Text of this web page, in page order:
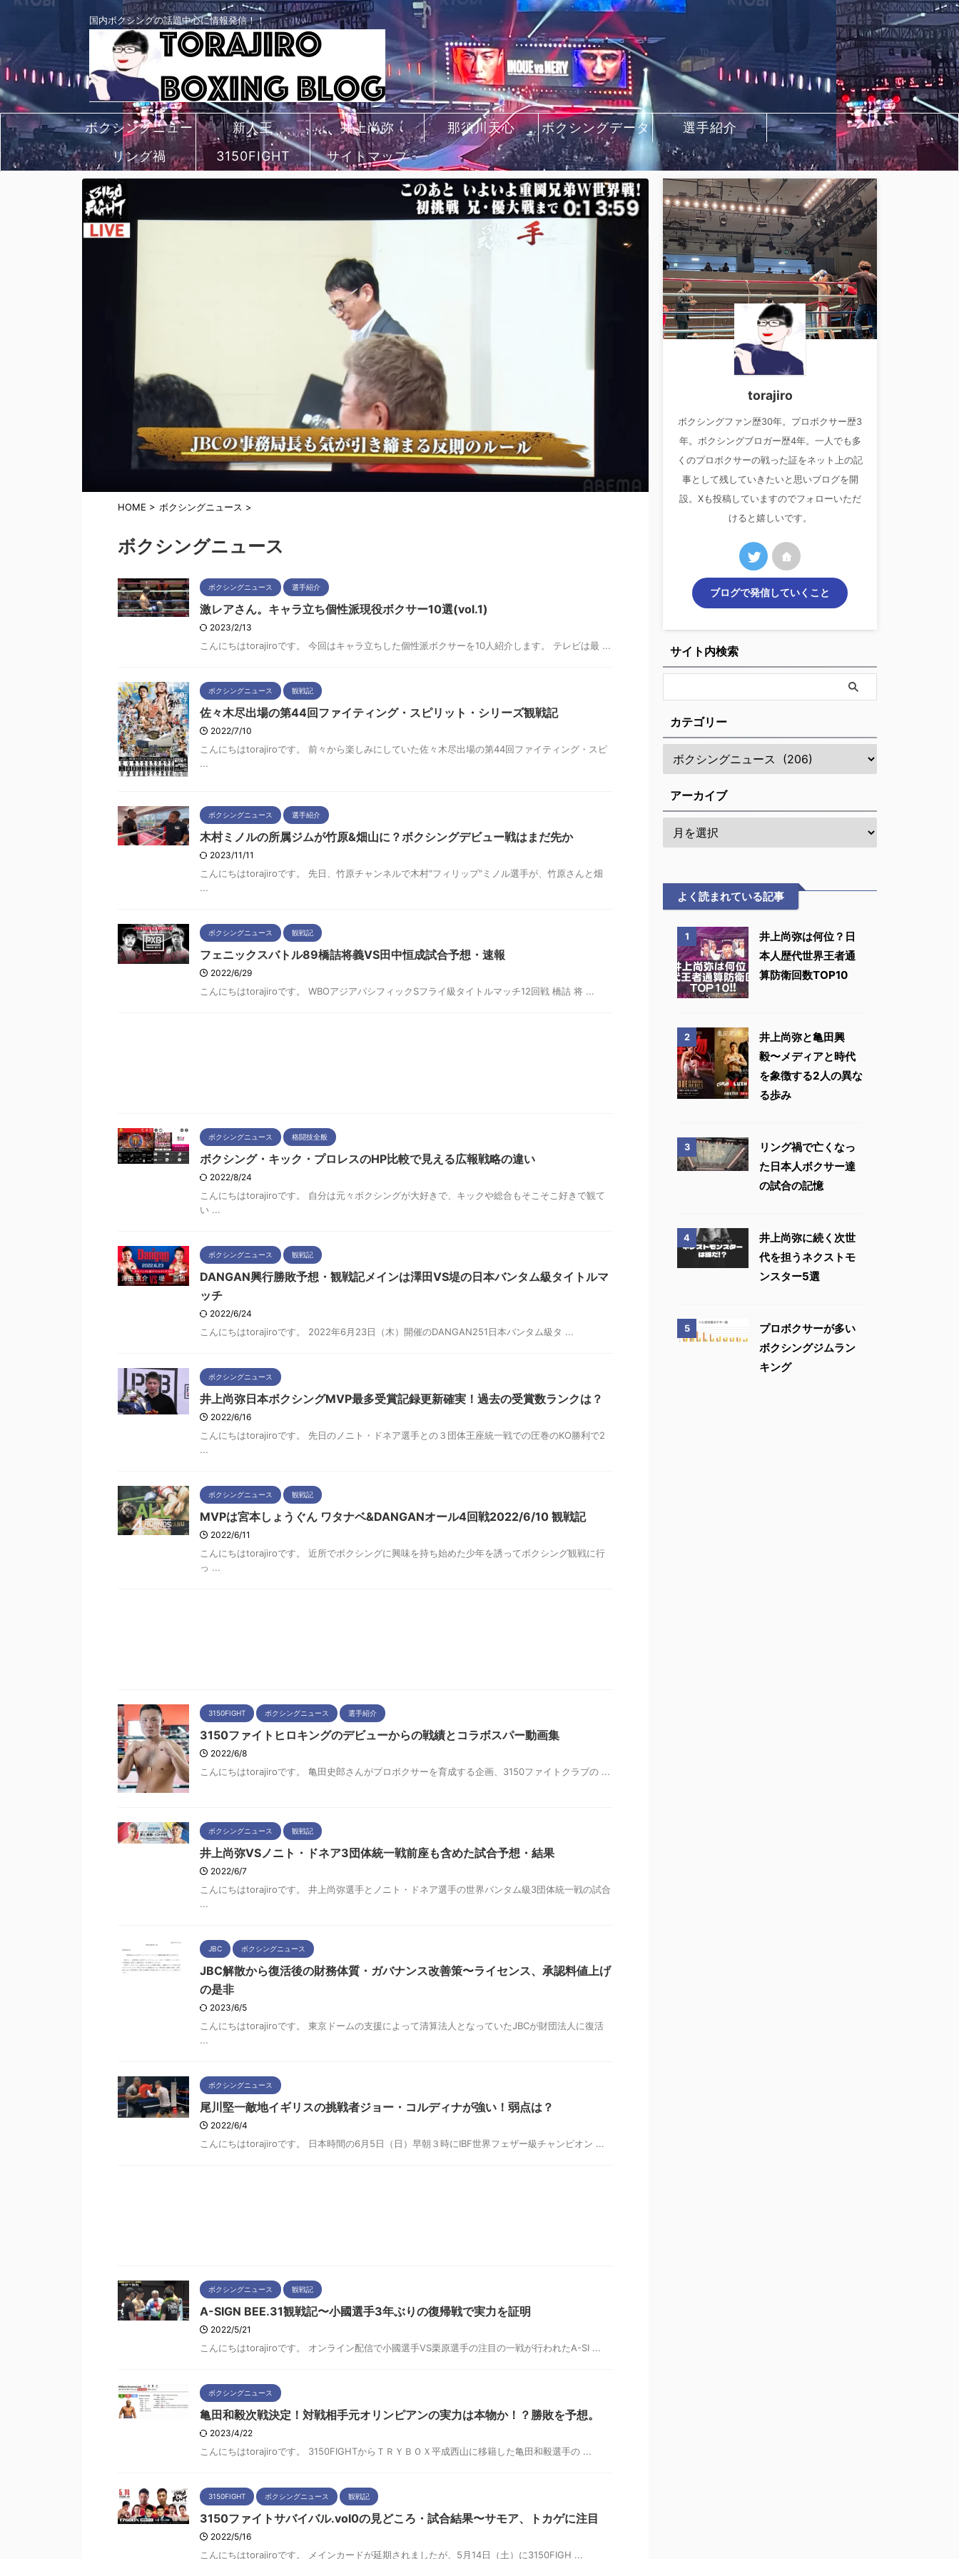
国内ボクシングの話題中心に情報発信！！
ボクシングニュー
ス
新人王 井上尚弥 那須川天心 ボクシングデータ
選手紹介
リング禍
3150FIGHT サイトマップ
HOME > ボクシングニュース >
ボクシングニュース
ボクシングニュース 選手紹介
激レアさん。キャラ立ち個性派現役ボクサー10選(vol.1)
2023/2/13
こんにちはtorajiroです。 今回はキャラ立ちした個性派ボクサーを10人紹介します。 テレビは最 ...
ボクシングニュース 観戦記
佐々木尽出場の第44回ファイティング・スピリット・シリーズ観戦記
2022/7/10
こんにちはtorajiroです。 前々から楽しみにしていた佐々木尽出場の第44回ファイティング・スピ
...
ボクシングニュース 選手紹介
木村ミノルの所属ジムが竹原&畑山に？ボクシングデビュー戦はまだ先か
2023/11/11
こんにちはtorajiroです。 先日、竹原チャンネルで木村"フィリップ"ミノル選手が、竹原さんと畑
...
ボクシングニュース 観戦記
フェニックスバトル89橋詰将義VS田中恒成試合予想・速報
2022/6/29
こんにちはtorajiroです。 WBOアジアパシフィックSフライ級タイトルマッチ12回戦 橋詰 将 ...
ボクシングニュース 格闘技全般
ボクシング・キック・プロレスのHP比較で見える広報戦略の違い
2022/8/24
こんにちはtorajiroです。 自分は元々ボクシングが大好きで、キックや総合もそこそこ好きで観て
い ...
ボクシングニュース 観戦記
DANGAN興行勝敗予想・観戦記メインは澤田VS堤の日本バンタム級タイトルマ
ッチ
2022/6/24
こんにちはtorajiroです。 2022年6月23日（木）開催のDANGAN251日本バンタム級タ ...
ボクシングニュース
井上尚弥日本ボクシングMVP最多受賞記録更新確実！過去の受賞数ランクは？
2022/6/16
こんにちはtorajiroです。 先日のノニト・ドネア選手との３団体王座統一戦での圧巻のKO勝利で2
...
ボクシングニュース 観戦記
MVPは宮本しょうぐん ワタナベ&DANGANオール4回戦2022/6/10 観戦記
2022/6/11
こんにちはtorajiroです。 近所でボクシングに興味を持ち始めた少年を誘ってボクシング観戦に行
っ ...
3150FIGHT ボクシングニュース 選手紹介
3150ファイトヒロキングのデビューからの戦績とコラボスパー動画集
2022/6/8
こんにちはtorajiroです。 亀田史郎さんがプロボクサーを育成する企画、3150ファイトクラブの ...
ボクシングニュース 観戦記
井上尚弥VSノニト・ドネア3団体統一戦前座も含めた試合予想・結果
2022/6/7
こんにちはtorajiroです。 井上尚弥選手とノニト・ドネア選手の世界バンタム級3団体統一戦の試合
...
JBC ボクシングニュース
JBC解散から復活後の財務体質・ガバナンス改善策〜ライセンス、承認料値上げ
の是非
2023/6/5
こんにちはtorajiroです。 東京ドームの支援によって清算法人となっていたJBCが財団法人に復活
...
ボクシングニュース
尾川堅一敵地イギリスの挑戦者ジョー・コルディナが強い！弱点は？
2022/6/4
こんにちはtorajiroです。 日本時間の6月5日（日）早朝３時にIBF世界フェザー級チャンピオン ...
ボクシングニュース 観戦記
A-SIGN BEE.31観戦記〜小國選手3年ぶりの復帰戦で実力を証明
2022/5/21
こんにちはtorajiroです。 オンライン配信で小國選手VS栗原選手の注目の一戦が行われたA-SI ...
ボクシングニュース
亀田和毅次戦決定！対戦相手元オリンピアンの実力は本物か！？勝敗を予想。
2023/4/22
こんにちはtorajiroです。 3150FIGHTからＴＲＹＢＯＸ平成西山に移籍した亀田和毅選手の ...
3150FIGHT ボクシングニュース 観戦記
3150ファイトサバイバル.vol0の見どころ・試合結果〜サモア、トカゲに注目
2022/5/16
こんにちはtorajiroです。 メインカードが延期されましたが、5月14日（土）に3150FIGH ...
torajiro
ボクシングファン歴30年。プロボクサー歴3
年。ボクシングブロガー歴4年。一人でも多
くのプロボクサーの戦った証をネット上の記
事として残していきたいと思いブログを開
設。Xも投稿していますのでフォローいただ
けると嬉しいです。
ブログで発信していくこと
サイト内検索
カテゴリー
アーカイブ
よく読まれている記事
1
井上尚弥は何位？日
本人歴代世界王者通
算防衛回数TOP10
2
井上尚弥と亀田興
毅〜メディアと時代
を象徴する2人の異な
る歩み
3
リング禍で亡くなっ
た日本人ボクサー達
の試合の記憶
4
井上尚弥に続く次世
代を担うネクストモ
ンスター5選
5
プロボクサーが多い
ボクシングジムラン
キング